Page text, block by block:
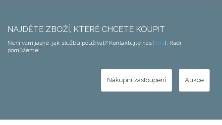
NAJDĚTE ZBOŽÍ, KTERÉ CHCETE KOUPIT
Není vám jasné, jak službu používat? Kontaktujte nás [zde]. Rádi
pomůžeme!
Nákupní zastoupení Aukce